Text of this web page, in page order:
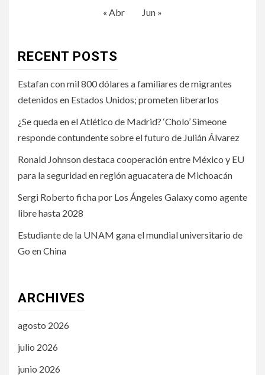
« Abr Jun »
RECENT POSTS
Estafan con mil 800 dólares a familiares de migrantes
detenidos en Estados Unidos; prometen liberarlos
¿Se queda en el Atlético de Madrid? ‘Cholo’ Simeone
responde contundente sobre el futuro de Julián Álvarez
Ronald Johnson destaca cooperación entre México y EU
para la seguridad en región aguacatera de Michoacán
Sergi Roberto ficha por Los Ángeles Galaxy como agente
libre hasta 2028
Estudiante de la UNAM gana el mundial universitario de
Go en China
ARCHIVES
agosto 2026
julio 2026
junio 2026